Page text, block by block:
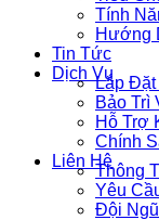
Tính
Hướng
Tin Tức
Dịch Vụ
Lắp Đặt
Bảo Trì
Hỗ Trợ
Chính
Liên Hệ
Thông
Yêu
Đội